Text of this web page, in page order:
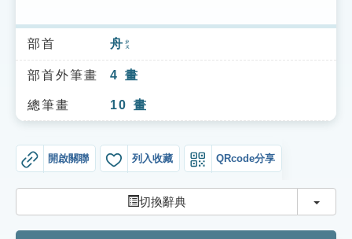
索引選單
知識索引
單字索引
部首 舟 ㄓㄡ
部首外筆畫 4 畫
總筆畫 10 畫
開啟關聯 列入收藏 QRcode分享
切換辭典 切換